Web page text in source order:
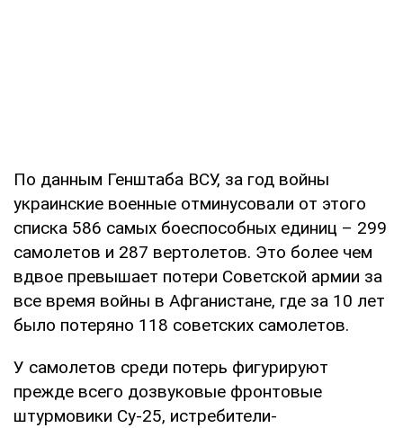
По данным Генштаба ВСУ, за год войны
украинские военные отминусовали от этого
списка 586 самых боеспособных единиц – 299
самолетов и 287 вертолетов. Это более чем
вдвое превышает потери Советской армии за
все время войны в Афганистане, где за 10 лет
было потеряно 118 советских самолетов.
У самолетов среди потерь фигурируют
прежде всего дозвуковые фронтовые
штурмовики Су-25, истребители-